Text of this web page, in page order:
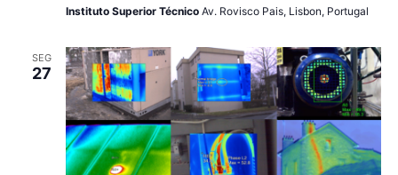
Instituto Superior Técnico Av. Rovisco Pais, Lisbon, Portugal
SEG
27